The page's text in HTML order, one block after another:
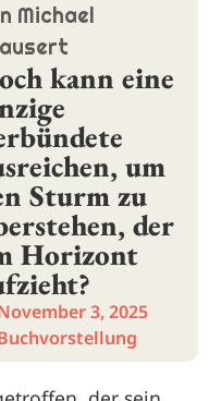
Michael
kann eine
um
Sturm zu
der
Horizont
3, 2025